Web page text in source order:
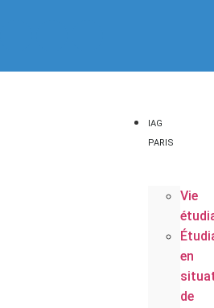
IAG
PARIS
Vie
en
de